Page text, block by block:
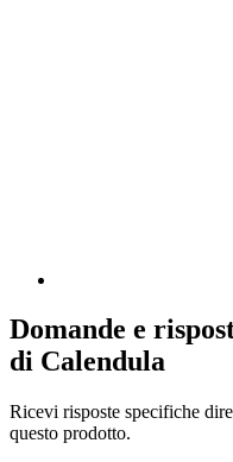
Domande e
di Calendula
Ricevi risposte specifiche
questo prodotto.